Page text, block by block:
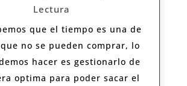
Lectura
que el tiempo es una de
no se pueden comprar, lo
hacer es gestionarlo de
optima para poder sacar el